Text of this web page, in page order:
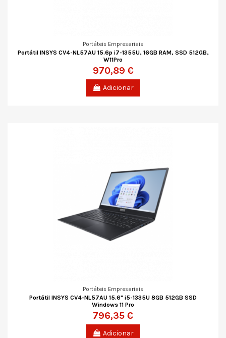
Portáteis Empresariais
Portátil INSYS CV4-NL57AU 15.6p i7-1355U, 16GB RAM, SSD 512GB,
W11Pro
970,89 €
Adicionar
Portáteis Empresariais
Portátil INSYS CV4-NL57AU 15.6" i5-1335U 8GB 512GB SSD
Windows 11 Pro
796,35 €
Adicionar